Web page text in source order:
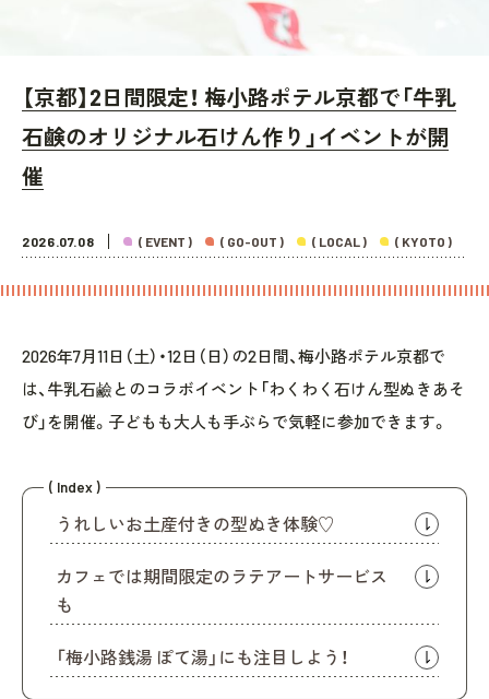
【京都】2日間限定！ 梅小路ポテル京都で「牛乳
石鹸のオリジナル石けん作り」イベントが開
催
2026.07.08 ( EVENT ) ( GO-OUT ) ( LOCAL ) ( KYOTO )
2026年7月11日（土）・12日（日）の2日間、梅小路ポテル京都で
は、牛乳石鹼とのコラボイベント「わくわく石けん型ぬきあそ
び」を開催。子どもも大人も手ぶらで気軽に参加できます。
( Index )
うれしいお土産付きの型ぬき体験♡
カフェでは期間限定のラテアートサービス
も
「梅小路銭湯 ぽて湯」にも注目しよう！